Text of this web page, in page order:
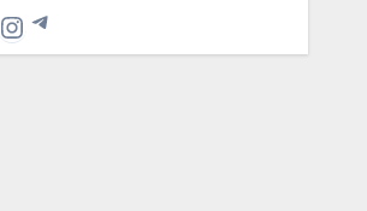
Instagram
Telegram